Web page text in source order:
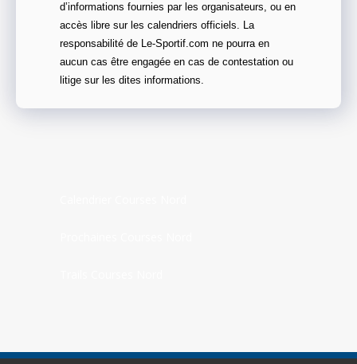
d’informations fournies par les organisateurs, ou en
accès libre sur les calendriers officiels. La
responsabilité de Le-Sportif.com ne pourra en
aucun cas être engagée en cas de contestation ou
litige sur les dites informations.